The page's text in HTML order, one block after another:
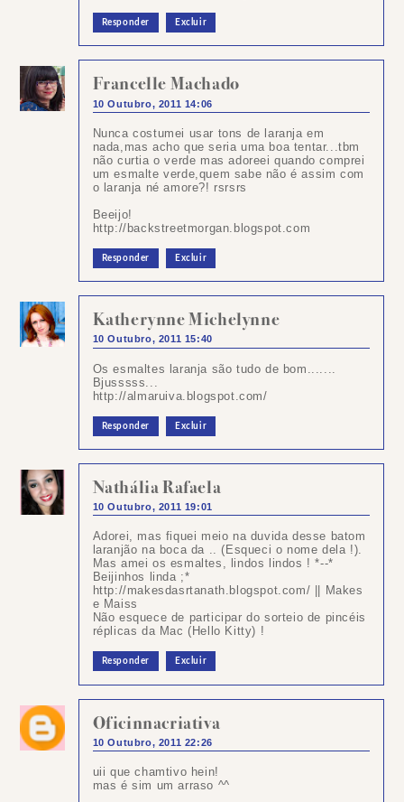
Responder Excluir
Francelle Machado
10 Outubro, 2011 14:06
Nunca costumei usar tons de laranja em
nada,mas acho que seria uma boa tentar...tbm
não curtia o verde mas adoreei quando comprei
um esmalte verde,quem sabe não é assim com
o laranja né amore?! rsrsrs
Beeijo!
http://backstreetmorgan.blogspot.com
Responder Excluir
Katherynne Michelynne
10 Outubro, 2011 15:40
Os esmaltes laranja são tudo de bom.......
Bjusssss...
http://almaruiva.blogspot.com/
Responder Excluir
Nathália Rafaela
10 Outubro, 2011 19:01
Adorei, mas fiquei meio na duvida desse batom
laranjão na boca da .. (Esqueci o nome dela !).
Mas amei os esmaltes, lindos lindos ! *--*
Beijinhos linda ;*
http://makesdasrtanath.blogspot.com/ || Makes
e Maiss
Não esquece de participar do sorteio de pincéis
réplicas da Mac (Hello Kitty) !
Responder Excluir
Oficinnacriativa
10 Outubro, 2011 22:26
uii que chamtivo hein!
mas é sim um arraso ^^